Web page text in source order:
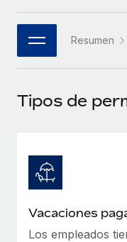
Conectar
Conecta
Optimiza los
SERVICIOS
Obtén ayuda de
y cumplimiento
ASOCIARSE
Socios
Integra la gestión
Asociarse
Consultoría de
CASOS PRÁCTICOS
Webinarios
Información sobre
Obtén ayuda
한국어
中文（简体）Resumen
Tipos de
Vacaciones
Los empleados